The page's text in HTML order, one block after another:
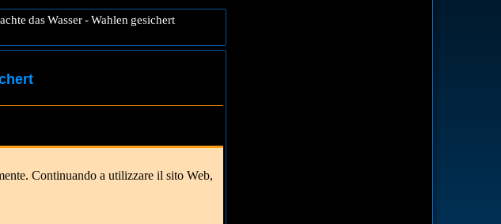
das Wasser - Wahlen gesichert